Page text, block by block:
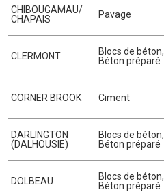
CHIBOUGAMAU/
CHAPAIS
Pavage
CLERMONT Blocs de béton,
Béton préparé
CORNER BROOK Ciment
DARLINGTON
(DALHOUSIE)
Blocs de béton,
Béton préparé
DOLBEAU Blocs de béton,
Béton préparé